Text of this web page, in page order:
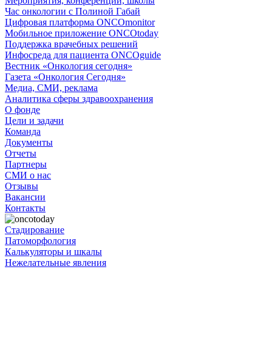
Час онкологии с Полиной Габай
Цифровая платформа ONCOmonitor
Мобильное приложение ONCOtoday
Поддержка врачебных решений
Инфосреда для пациента ONCOguide
Вестник «Онкология сегодня»
Газета «Онкология Сегодня»
Медиа, СМИ, реклама
Аналитика сферы здравоохранения
О фонде
Цели и задачи
Команда
Документы
Отчеты
Партнеры
СМИ о нас
Отзывы
Вакансии
Контакты
Стадирование
Патоморфология
Калькуляторы и шкалы
Нежелательные явления